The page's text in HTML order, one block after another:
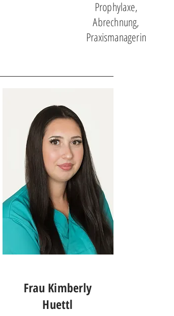
Prophylaxe,
Abrechnung,
Praxismanagerin
Frau Kimberly
Huettl